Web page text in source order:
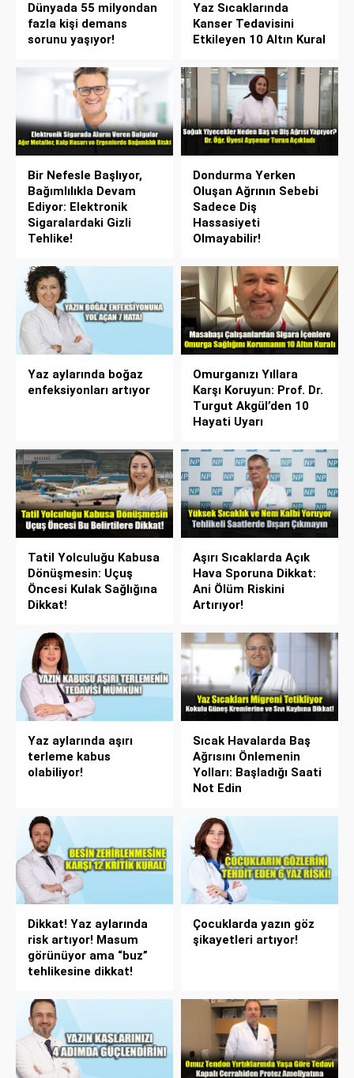
Dünyada 55 milyondan
fazla kişi demans
sorunu yaşıyor!
Yaz Sıcaklarında
Kanser Tedavisini
Etkileyen 10 Altın Kural
Bir Nefesle Başlıyor,
Bağımlılıkla Devam
Ediyor: Elektronik
Sigaralardaki Gizli
Tehlike!
Dondurma Yerken
Oluşan Ağrının Sebebi
Sadece Diş
Hassasiyeti
Olmayabilir!
Yaz aylarında boğaz
enfeksiyonları artıyor
Omurganızı Yıllara
Karşı Koruyun: Prof. Dr.
Turgut Akgül’den 10
Hayati Uyarı
Tatil Yolculuğu Kabusa
Dönüşmesin: Uçuş
Öncesi Kulak Sağlığına
Dikkat!
Aşırı Sıcaklarda Açık
Hava Sporuna Dikkat:
Ani Ölüm Riskini
Artırıyor!
Yaz aylarında aşırı
terleme kabus
olabiliyor!
Sıcak Havalarda Baş
Ağrısını Önlemenin
Yolları: Başladığı Saati
Not Edin
Dikkat! Yaz aylarında
risk artıyor! Masum
görünüyor ama “buz”
tehlikesine dikkat!
Çocuklarda yazın göz
şikayetleri artıyor!